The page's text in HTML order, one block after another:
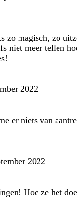
zo magisch, zo
niet meer tellen
2022
er niets van
2022
Hoe ze het